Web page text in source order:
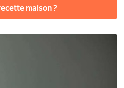
maison ?